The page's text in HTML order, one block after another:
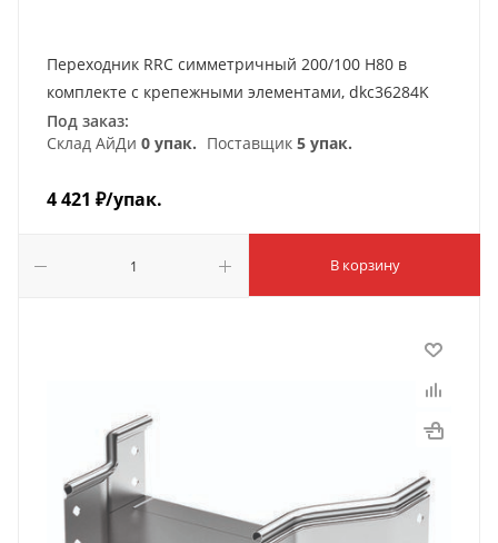
Переходник RRC симметричный 200/100 H80 в
комплекте с крепежными элементами, dkc36284K
Под заказ:
Склад АйДи 0 упак. Поставщик 5 упак.
4 421 ₽/упак.
В корзину